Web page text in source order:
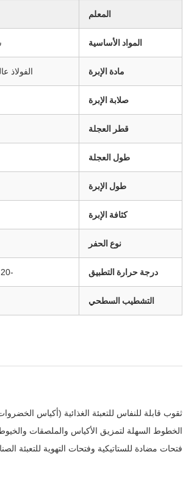
المعلم
المواد الأساسية
مادة الإبرة الفولاذ
صلابة الإبرة
قطر العجلة
طول العجلة
طول الإبرة
كثافة الإبرة
نوع الحفر
درجة حرارة التطبيق -20 درجة مئوية إلى 250 درجة مئوية (الخرق الحار)
التشطيب السطحي
ثقوب قابلة للنفاس للتعبئة الغذائية (أكياس
الخطوط السهلة لتمزيق الأكياس والملصقات
فتحات مضادة للستاتيكية وفتحات التهوية للتعبئة